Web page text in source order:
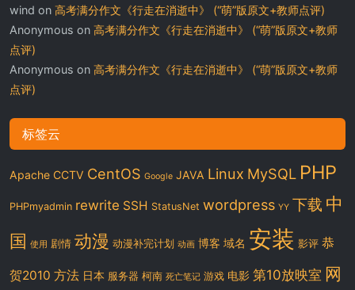
wind on 高考满分作文《行走在消逝中》 (“萌”版原文+教师点评)
Anonymous on 高考满分作文《行走在消逝中》 (“萌”版原文+教师
点评)
Anonymous on 高考满分作文《行走在消逝中》 (“萌”版原文+教师
点评)
标签云
Apache CCTV CentOS Google JAVA Linux MySQL PHP
PHPmyadmin rewrite SSH StatusNet wordpress YY 下载 中
国 使用 剧情 动漫 动漫补完计划 动画 博客 域名 安装 影评 恭
贺2010 方法 日本 服务器 柯南 死亡笔记 游戏 电影 第10放映室 网